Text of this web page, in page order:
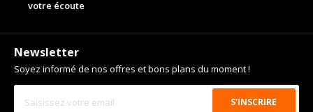
toujours plus sûres, performantes et respectueuses de
électrique, Hankook vous garantit une expérience de conduite unique,
alliant plaisir et sérénité.
votre écoute
Newsletter
Soyez informé de nos offres et bons plans du moment !